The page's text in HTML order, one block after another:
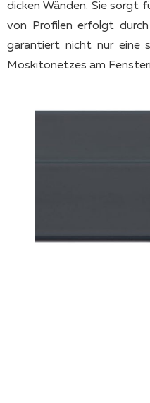
dicken Wänden. Sie sorgt
von Profilen erfolgt durch
garantiert nicht nur eine
Moskitonetzes am